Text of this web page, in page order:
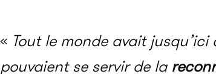
« Tout le monde avait
pouvaient se servir de la